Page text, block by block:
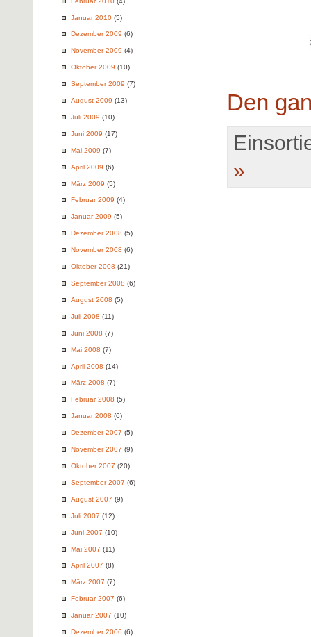
Januar 2010 (5)
Dezember 2009 (6)
November 2009 (4)
Oktober 2009 (10)
September 2009 (7)
August 2009 (13)
Juli 2009 (10)
Juni 2009 (17)
Mai 2009 (7)
April 2009 (6)
März 2009 (5)
Februar 2009 (4)
Januar 2009 (5)
Dezember 2008 (5)
November 2008 (6)
Oktober 2008 (21)
September 2008 (6)
August 2008 (5)
Juli 2008 (11)
Juni 2008 (7)
Mai 2008 (7)
April 2008 (14)
März 2008 (7)
Februar 2008 (5)
Januar 2008 (6)
Dezember 2007 (5)
November 2007 (9)
Oktober 2007 (20)
September 2007 (6)
August 2007 (9)
Juli 2007 (12)
Juni 2007 (10)
Mai 2007 (11)
April 2007 (8)
März 2007 (7)
Februar 2007 (6)
Januar 2007 (10)
Dezember 2006 (6)
Den
»